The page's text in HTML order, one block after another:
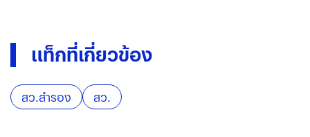
แท็กที่เกี่ยวข้อง
สว.สำรอง สว.